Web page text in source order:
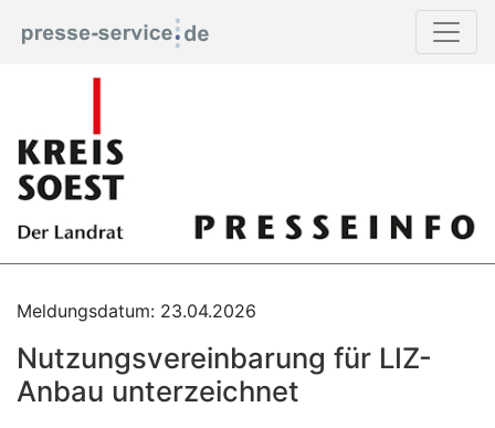
Meldungsdatum: 23.04.2026
Nutzungsvereinbarung für LIZ-
Anbau unterzeichnet